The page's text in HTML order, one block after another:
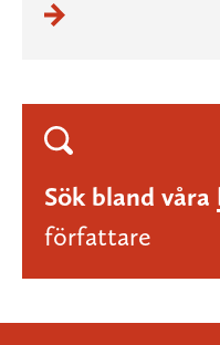
Sök bland våra
författare